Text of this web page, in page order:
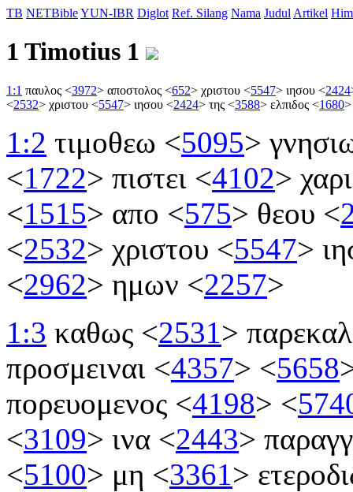
TB NETBibleYUN-IBR Diglot Ref. Silang Nama Judul Artikel
1 Timotius 1
1:1 παυλος <3972> αποστολος <652> χριστου <5547> ιησου <2424
<2532> χριστου <5547> ιησου <2424> της <3588> ελπιδος <1680>
1:2 τιμοθεω <5095>
<1722> πιστει <4102>
<1515> απο <575> θεου <
<2532> χριστου <5547>
<2962> ημων <2257>
1:3 καθως <2531>
προσμειναι <4357> <5658
πορευομενος <4198> <
<3109> ινα <2443>
<5100> μη <3361>